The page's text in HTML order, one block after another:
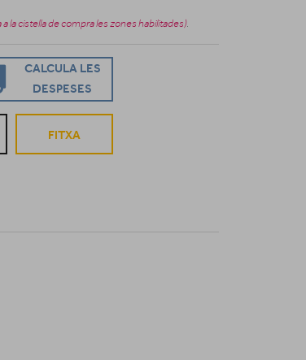
a la cistella de compra les zones habilitades).
CALCULA LES
DESPESES
FITXA